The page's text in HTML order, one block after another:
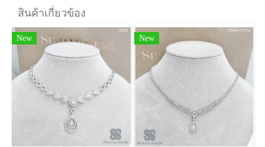
สินค้าเกี่ยวข้อง
New New